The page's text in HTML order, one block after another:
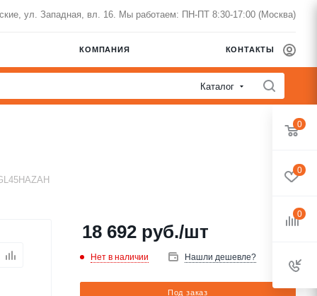
ул. Западная, вл. 16. Мы работаем: ПН-ПТ 8:30-17:00 (Москва)
КОМПАНИЯ КОНТАКТЫ
Каталог
18 692 руб./шт
Нет в наличии Нашли дешевле?
Под заказ
0
0
0